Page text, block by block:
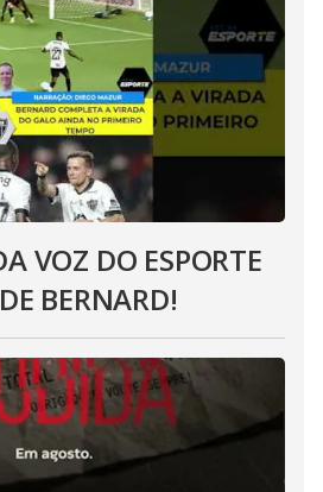
VOZ DO ESPORTE
BERNARD!